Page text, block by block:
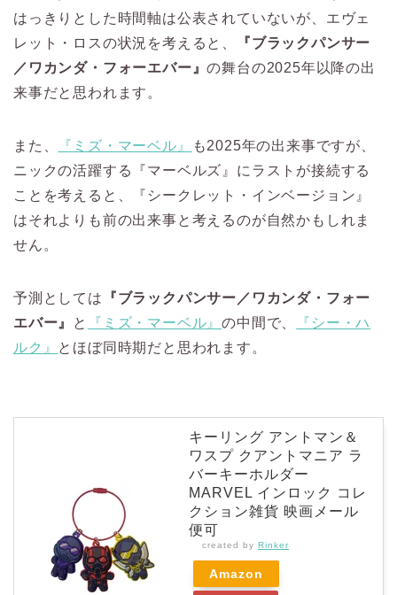
はっきりとした時間軸は公表されていないが、エヴェ
レット・ロスの状況を考えると、
『ブラックパンサー
／ワカンダ・フォーエバー』の舞台の2025年以降の出
来事だと思われます。
また、 『ミズ・マーベル』
も2025年の出来事ですが、
ニックの活躍する『マーベルズ』にラストが接続する
ことを考えると、『シークレット・インベージョン』
はそれよりも前の出来事と考えるのが自然かもしれま
せん。
予測としては
『ブラックパンサー／ワカンダ・フォー
エバー』
と 『ミズ・マーベル』の中間で、
『シー・ハ
ルク』 とほぼ同時期だと思われます。
キーリング アントマン＆
ワスプ クアントマニア ラ
バーキーホルダー
MARVEL インロック コレ
クション雑貨 映画メール
便可
created by Rinker
Amazon